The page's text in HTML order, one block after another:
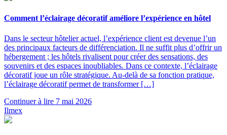
Comment l’éclairage décoratif améliore l’expérience en hôtel
Dans le secteur hôtelier actuel, l’expérience client est devenue l’un
des principaux facteurs de différenciation. Il ne suffit plus d’offrir un
hébergement ; les hôtels rivalisent pour créer des sensations, des
souvenirs et des espaces inoubliables. Dans ce contexte, l’éclairage
décoratif joue un rôle stratégique. Au-delà de sa fonction pratique,
l’éclairage décoratif permet de transformer […]
Continuer à lire 7 mai 2026
Ilmex